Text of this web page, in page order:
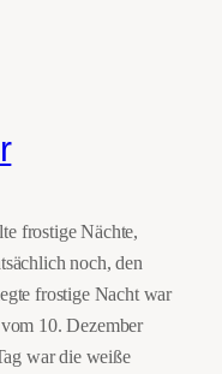
frostige Nächte,
noch, den
frostige Nacht war
10. Dezember
war die weiße